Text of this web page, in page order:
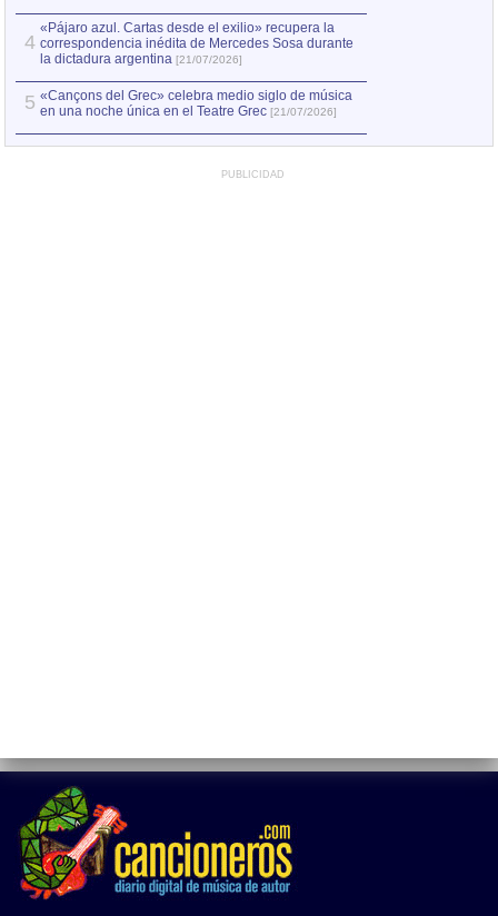
4
«Pájaro azul. Cartas desde el exilio» recupera la
correspondencia inédita de Mercedes Sosa durante
la dictadura argentina [21/07/2026]
5 «Cançons del Grec» celebra medio siglo de música
en una noche única en el Teatre Grec [21/07/2026]
PUBLICIDAD